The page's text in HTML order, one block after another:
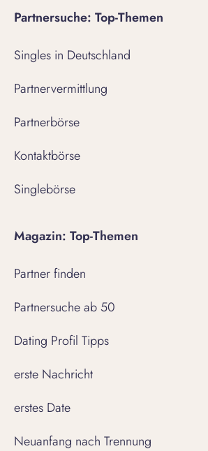
Partnersuche: Top-Themen
Singles in Deutschland
Partnervermittlung
Partnerbörse
Kontaktbörse
Singlebörse
Magazin: Top-Themen
Partner finden
Partnersuche ab 50
Dating Profil Tipps
erste Nachricht
erstes Date
Neuanfang nach Trennung